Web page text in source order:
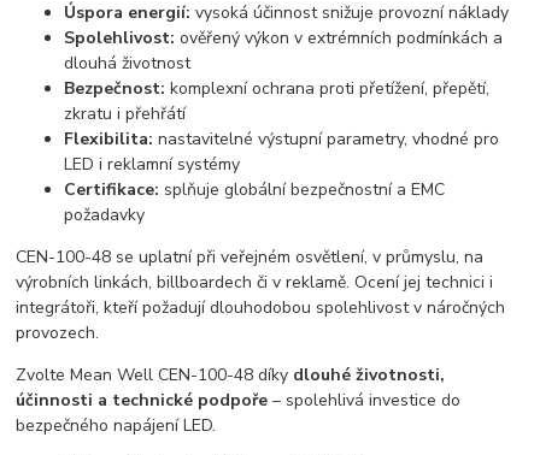
Úspora energií: vysoká účinnost snižuje provozní náklady
Spolehlivost: ověřený výkon v extrémních podmínkách a
dlouhá životnost
Bezpečnost: komplexní ochrana proti přetížení, přepětí,
zkratu i přehřátí
Flexibilita: nastavitelné výstupní parametry, vhodné pro
LED i reklamní systémy
Certifikace: splňuje globální bezpečnostní a EMC
požadavky
CEN-100-48 se uplatní při veřejném osvětlení, v průmyslu, na
výrobních linkách, billboardech či v reklamě. Ocení jej technici i
integrátoři, kteří požadují dlouhodobou spolehlivost v náročných
provozech.
Zvolte Mean Well CEN-100-48 díky dlouhé životnosti,
účinnosti a technické podpoře – spolehlivá investice do
bezpečného napájení LED.